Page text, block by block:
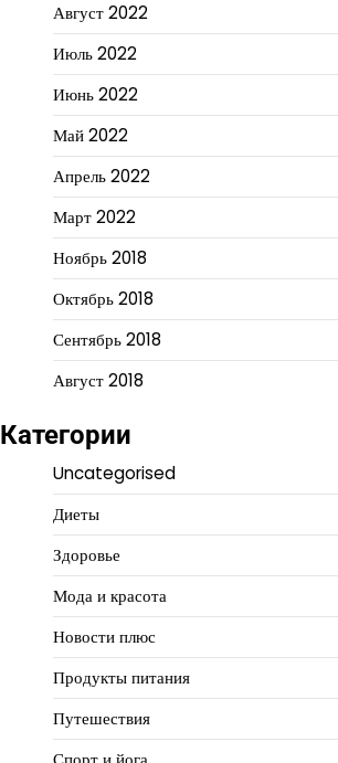
Август 2022
Июль 2022
Июнь 2022
Май 2022
Апрель 2022
Март 2022
Ноябрь 2018
Октябрь 2018
Сентябрь 2018
Август 2018
Категории
Uncategorised
Диеты
Здоровье
Мода и красота
Новости плюс
Продукты питания
Путешествия